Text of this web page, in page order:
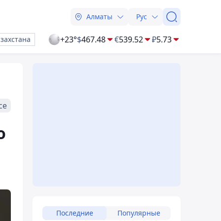
Алматы Рус
+23°$467.48 €539.52 ₽5.73
Последние Популярные